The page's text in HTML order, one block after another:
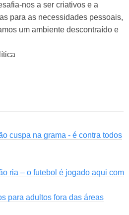
nos a ser criativos e a
para as necessidades pessoais,
um ambiente descontraído e
cuspa na grama - é contra todos
ria – o futebol é jogado aqui com
para adultos fora das áreas